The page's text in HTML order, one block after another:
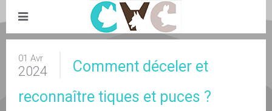
01 Avr
2024
Comment déceler et
reconnaître tiques et puces ?